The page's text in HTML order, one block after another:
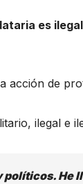
es
acción de
ilegal e
He